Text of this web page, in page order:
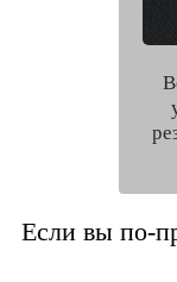
Если вы по-